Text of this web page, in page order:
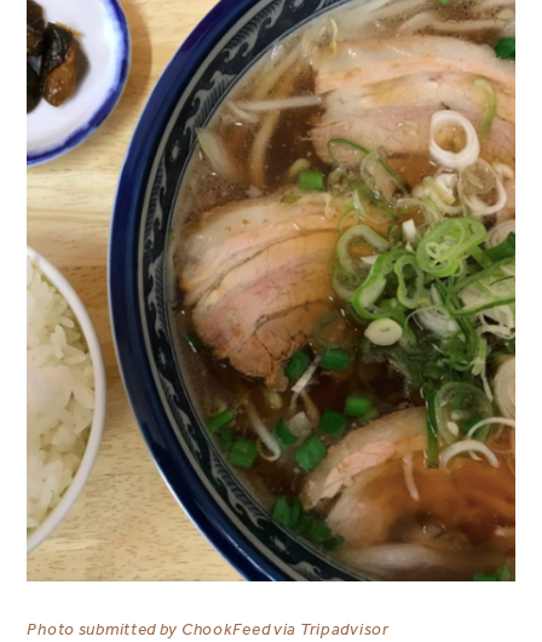
Photo submitted by ChookFeedvia Tripadvisor